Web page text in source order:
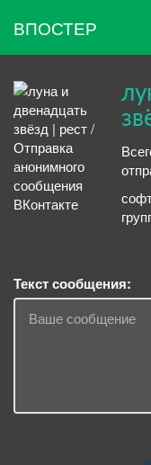
ВПОСТЕР
Текст сообщения: